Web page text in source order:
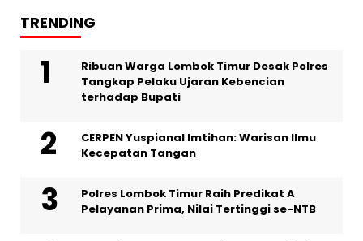
TRENDING
Ribuan Warga Lombok Timur Desak Polres
Tangkap Pelaku Ujaran Kebencian
terhadap Bupati
CERPEN Yuspianal Imtihan: Warisan Ilmu
Kecepatan Tangan
Polres Lombok Timur Raih Predikat A
Pelayanan Prima, Nilai Tertinggi se-NTB